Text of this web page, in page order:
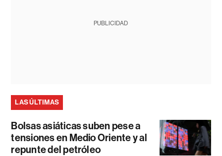
PUBLICIDAD
LAS ÚLTIMAS
Bolsas asiáticas suben pese a
tensiones en Medio Oriente y al
repunte del petróleo